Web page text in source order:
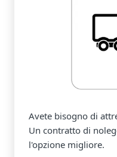
Avete bisogno di
Un contratto di
l'opzione migliore.